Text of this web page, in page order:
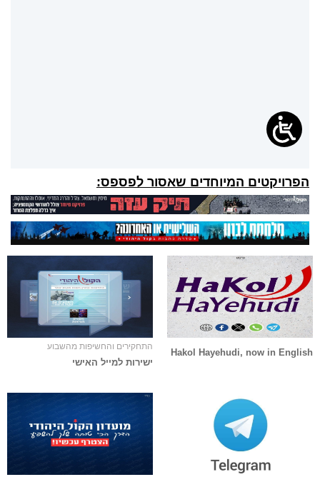
הפרויקטים המיוחדים שאסור לפספס:
Hakol Hayehudi, now in English
התחקירים והחשיפות מהשבוע
ישירות למייל האישי